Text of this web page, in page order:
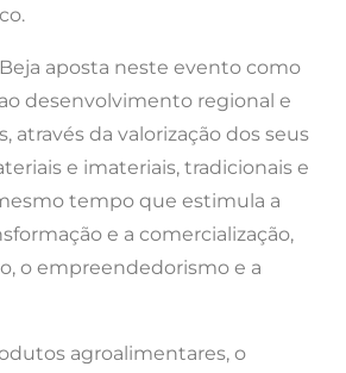
aposta neste evento como
desenvolvimento regional e
através da valorização dos seus
e imateriais, tradicionais e
tempo que estimula a
e a comercialização,
o empreendedorismo e a
agroalimentares, o